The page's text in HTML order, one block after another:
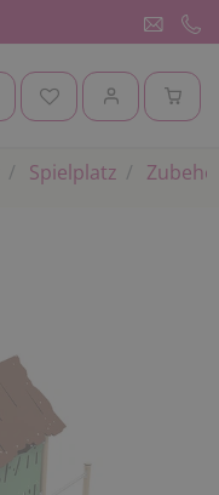
Spielplatz